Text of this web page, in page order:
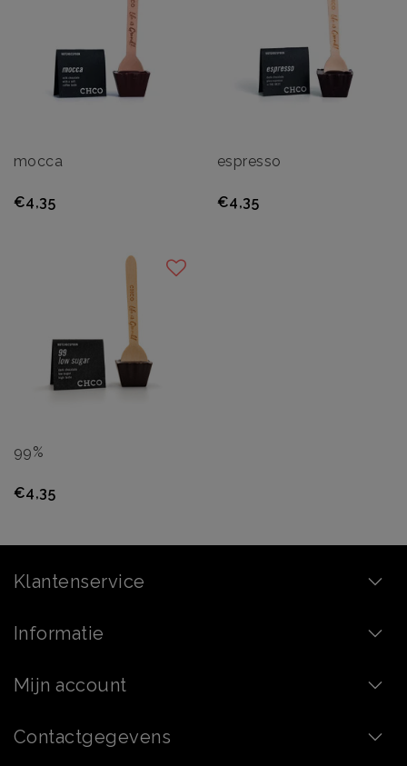
mocca
€4,35
espresso
€4,35
99%
€4,35
Klantenservice
Informatie
Mijn account
Contactgegevens